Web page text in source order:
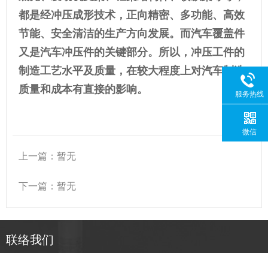
都是经冲压成形技术，正向精密、多功能、高效
节能、安全清洁的生产方向发展。而汽车覆盖件
又是汽车冲压件的关键部分。所以，冲压工件的
制造工艺水平及质量，在较大程度上对汽车制造
质量和成本有直接的影响。
上一篇：暂无
下一篇：暂无
联络我们
服务热线
微信